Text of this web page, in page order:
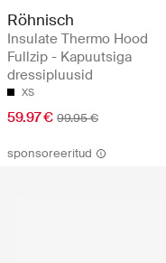
Röhnisch
Insulate Thermo Hood
Fullzip - Kapuutsiga
dressipluusid
XS
59.97 € 99.95 €
sponsoreeritud